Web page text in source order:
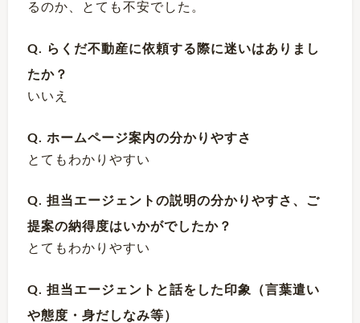
るのか、とても不安でした。
Q. らくだ不動産に依頼する際に迷いはありまし
たか？
いいえ
Q. ホームページ案内の分かりやすさ
とてもわかりやすい
Q. 担当エージェントの説明の分かりやすさ、ご
提案の納得度はいかがでしたか？
とてもわかりやすい
Q. 担当エージェントと話をした印象（言葉遣い
や態度・身だしなみ等）